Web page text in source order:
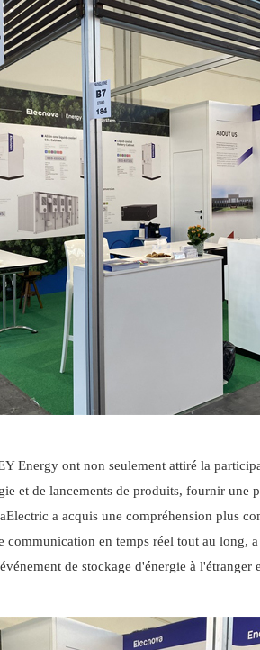
Energy ont non seulement attiré la
et de lancements de produits, fournir
Electric a acquis une compréhension plus
en temps réel tout au long,
de stockage d'énergie à l'étranger